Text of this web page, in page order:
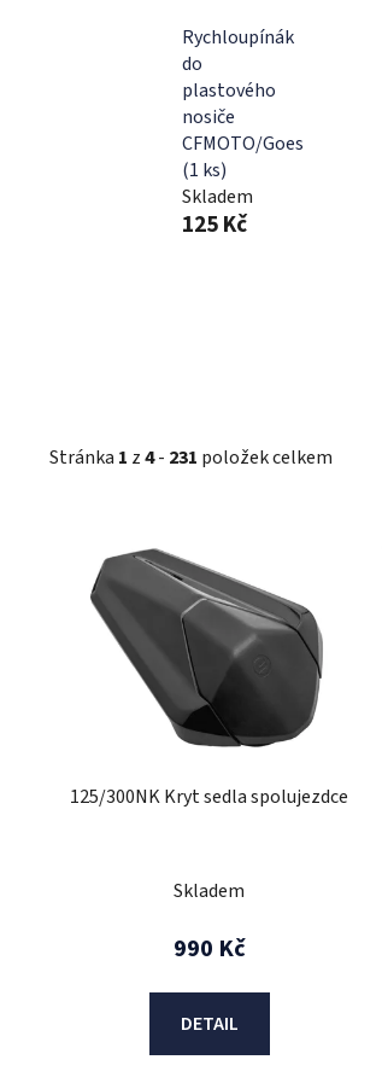
Rychloupínák
do
plastového
nosiče
CFMOTO/Goes
(1 ks)
Skladem
125 Kč
Stránka 1 z4- 231 položek celkem
125/300NK Kryt sedla spolujezdce
Skladem
990 Kč
DETAIL